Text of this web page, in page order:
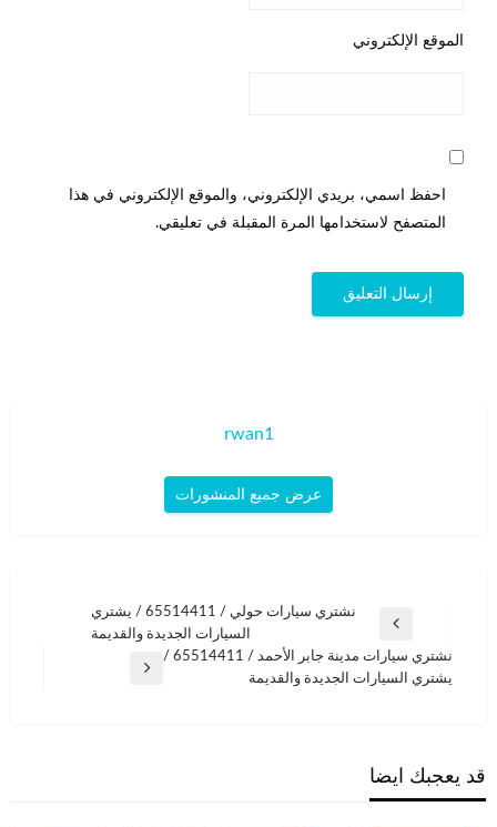
الموقع الإلكتروني
احفظ اسمي، بريدي الإلكتروني، والموقع الإلكتروني في هذا
المتصفح لاستخدامها المرة المقبلة في تعليقي.
rwan1
عرض جميع المنشورات
المقالات
المقالة
السابقة
نشتري سيارات حولي / 65514411 / يشتري
السيارات الجديدة والقديمة
المقالة
نشتري سيارات مدينة جابر الأحمد / 65514411 /
يشتري السيارات الجديدة والقديمة
قد يعجبك ايضا